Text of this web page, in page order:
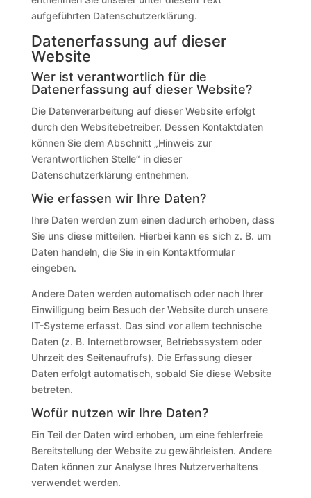
aufgeführten Datenschutzerklärung.
Datenerfassung auf dieser
Website
Wer ist verantwortlich für die
Datenerfassung auf dieser Website?
Die Datenverarbeitung auf dieser Website erfolgt
durch den Websitebetreiber. Dessen Kontaktdaten
können Sie dem Abschnitt „Hinweis zur
Verantwortlichen Stelle“ in dieser
Datenschutzerklärung entnehmen.
Wie erfassen wir Ihre Daten?
Ihre Daten werden zum einen dadurch erhoben, dass
Sie uns diese mitteilen. Hierbei kann es sich z. B. um
Daten handeln, die Sie in ein Kontaktformular
eingeben.
Andere Daten werden automatisch oder nach Ihrer
Einwilligung beim Besuch der Website durch unsere
IT-Systeme erfasst. Das sind vor allem technische
Daten (z. B. Internetbrowser, Betriebssystem oder
Uhrzeit des Seitenaufrufs). Die Erfassung dieser
Daten erfolgt automatisch, sobald Sie diese Website
betreten.
Wofür nutzen wir Ihre Daten?
Ein Teil der Daten wird erhoben, um eine fehlerfreie
Bereitstellung der Website zu gewährleisten. Andere
Daten können zur Analyse Ihres Nutzerverhaltens
verwendet werden.